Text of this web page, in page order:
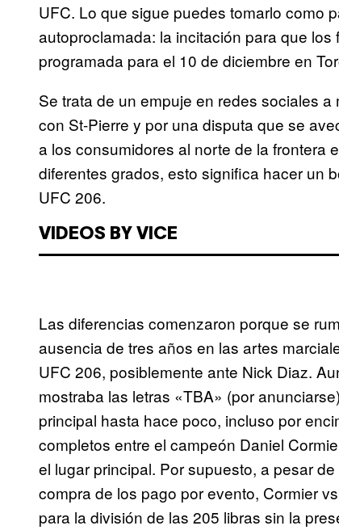
UFC. Lo que sigue puedes tomarlo como
autoproclamada: la incitación para que
programada para el 10 de diciembre en
Se trata de un empuje en redes sociales
con St-Pierre y por una disputa que se
a los consumidores al norte de la frontera
diferentes grados, esto significa hacer un
UFC 206.
VIDEOS BY VICE
Las diferencias comenzaron porque se
ausencia de tres años en las artes
UFC 206, posiblemente ante Nick Diaz.
mostraba las letras «TBA» (por
principal hasta hace poco, incluso por
completos entre el campeón Daniel
el lugar principal. Por supuesto, a pesar
compra de los pago por evento, Cormier
para la división de las 205 libras sin la